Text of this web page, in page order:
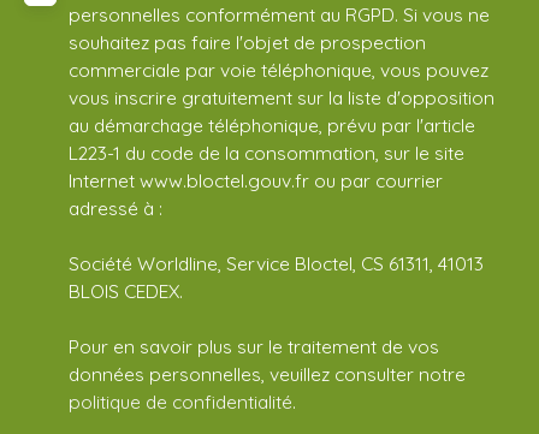
personnelles conformément au RGPD. Si vous ne
souhaitez pas faire l'objet de prospection
commerciale par voie téléphonique, vous pouvez
vous inscrire gratuitement sur la liste d'opposition
au démarchage téléphonique, prévu par l'article
L223-1 du code de la consommation, sur le site
Internet www.bloctel.gouv.fr ou par courrier
adressé à :
Société Worldline, Service Bloctel, CS 61311, 41013
BLOIS CEDEX.
Pour en savoir plus sur le traitement de vos
données personnelles, veuillez consulter notre
politique de confidentialité.